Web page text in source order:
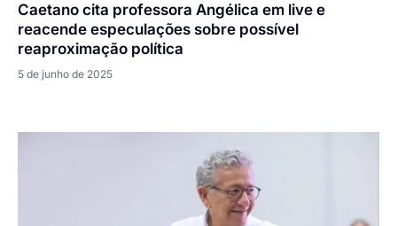
Caetano cita professora Angélica em live e
reacende especulações sobre possível
reaproximação política
5 de junho de 2025